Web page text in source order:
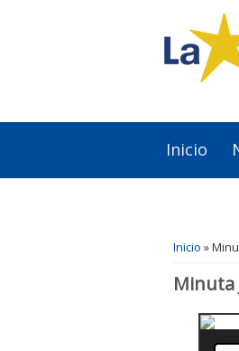
Inicio
Inicio »
Minuta